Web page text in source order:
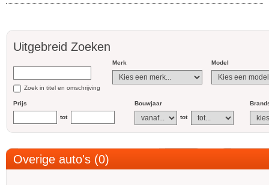
Uitgebreid Zoeken
Zoek in titel en omschrijving
Merk Model
Prijs
tot
Bouwjaar
tot
Overige auto's (0)